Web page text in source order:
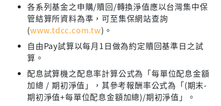
各系列基金之申購/贖回/轉換淨值應以台灣集中保
管結算所資料為準，可至集保網站查詢
(www.tdcc.com.tw)。
自由Pay試算以每月1日做為約定贖回基準日之試
算。
配息試算機之配息率計算公式為「每單位配息金額
加總 / 期初淨值」，其參考報酬率公式為「(期末-
期初淨值+每單位配息金額加總)/期初淨值」。